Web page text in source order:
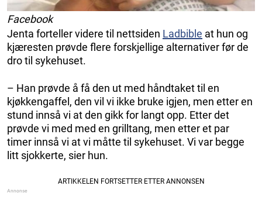
Facebook
Jenta forteller videre til nettsiden Ladbible at hun og
kjæresten prøvde flere forskjellige alternativer før de
dro til sykehuset.
– Han prøvde å få den ut med håndtaket til en
kjøkkengaffel, den vil vi ikke bruke igjen, men etter en
stund innså vi at den gikk for langt opp. Etter det
prøvde vi med med en grilltang, men etter et par
timer innså vi at vi måtte til sykehuset. Vi var begge
litt sjokkerte, sier hun.